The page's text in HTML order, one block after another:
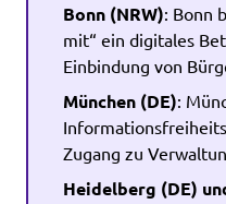
Bonn (NRW): Bonn
mit“ ein digitales
Einbindung von
München (DE):
Zugang zu
Heidelberg (DE)